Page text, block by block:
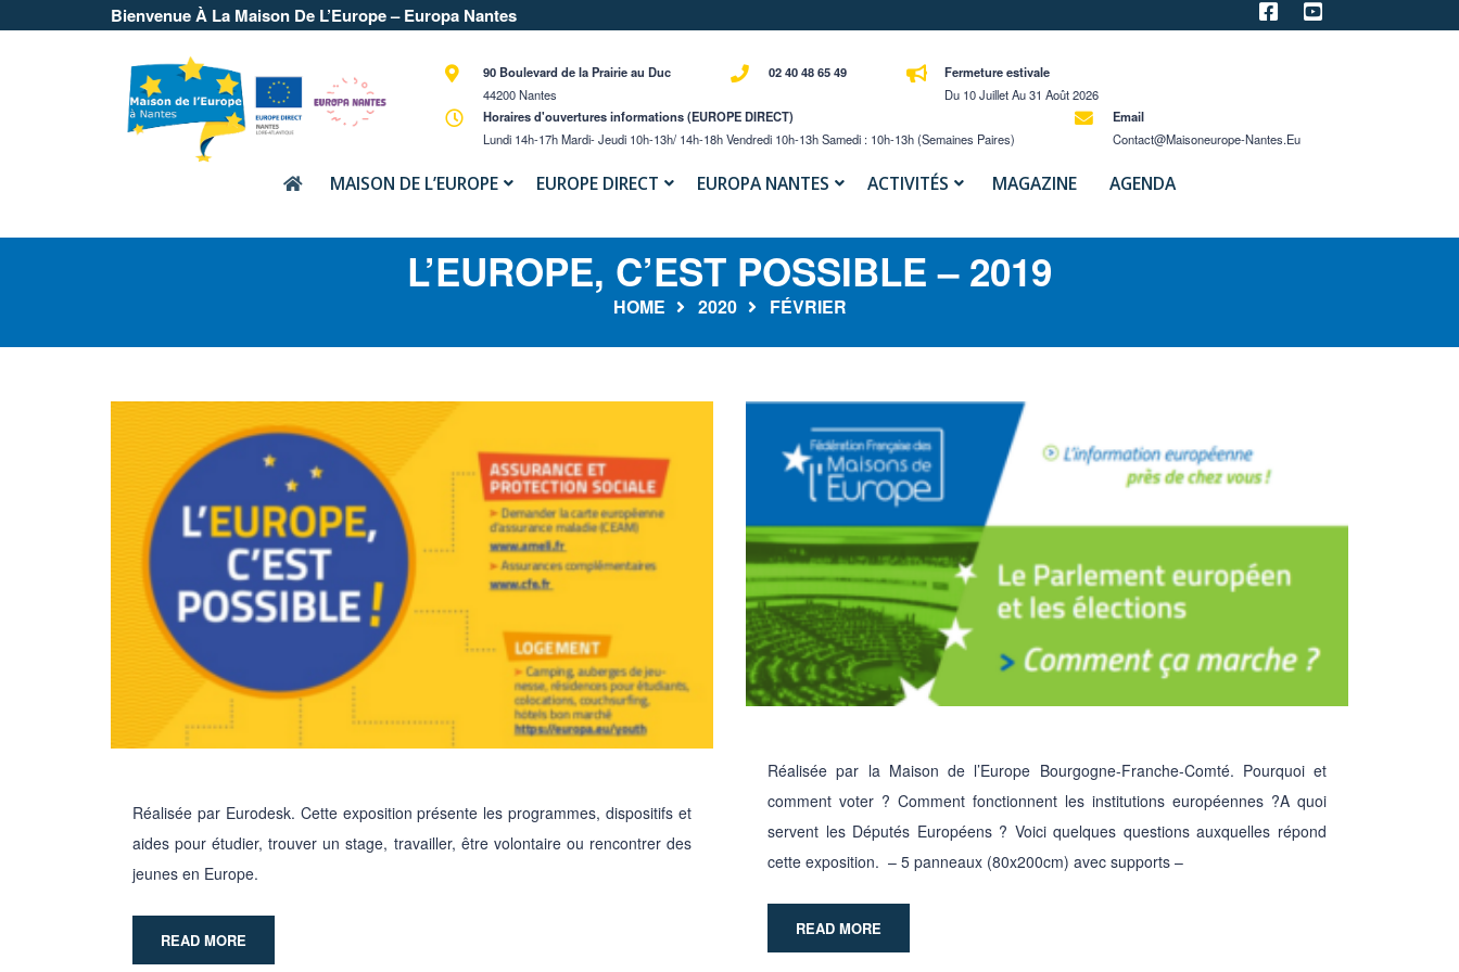
Bienvenue À La Maison De L’Europe – Europa Nantes
90 Boulevard de la Prairie au Duc
44200 Nantes
02 40 48 65 49
Fermeture estivale
Du 10 Juillet Au 31 Août 2026
Horaires d'ouvertures informations (EUROPE DIRECT)
Lundi 14h-17h Mardi- Jeudi 10h-13h/ 14h-18h Vendredi 10h-13h Samedi : 10h-13h (semaines Paires)
Email
Contact@maisoneurope-Nantes.eu
MAISON DE L’EUROPE EUROPE DIRECT EUROPA NANTES ACTIVITÉS MAGAZINE AGENDA
L’EUROPE, C’EST POSSIBLE – 2019
HOME 2020 FÉVRIER
Réalisée par Eurodesk. Cette exposition présente les programmes, dispositifs et
aides pour étudier, trouver un stage, travailler, être volontaire ou rencontrer des
jeunes en Europe.
READ MORE
Réalisée par la Maison de l’Europe Bourgogne-Franche-Comté. Pourquoi et
comment voter ? Comment fonctionnent les institutions européennes ?A quoi
servent les Députés Européens ? Voici quelques questions auxquelles répond
cette exposition. – 5 panneaux (80x200cm) avec supports –
READ MORE